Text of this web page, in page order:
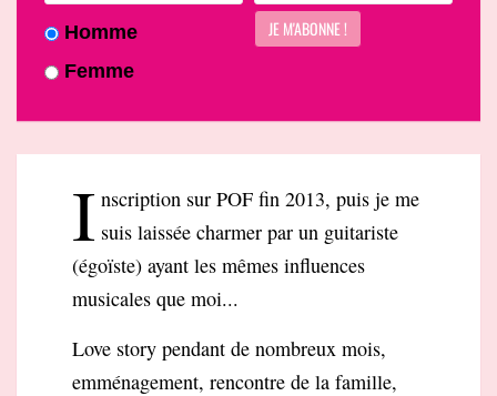
Homme
Femme
I nscription sur POF fin 2013, puis je me
suis laissée charmer par un guitariste
(égoïste) ayant les mêmes influences
musicales que moi...
Love story pendant de nombreux mois,
emménagement, rencontre de la famille,